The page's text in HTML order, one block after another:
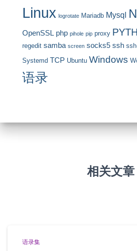
Linux logrotate Mariadb Mysql
OpenSSL php pihole pip proxy
regedit samba screen socks5 ssh
Systemd TCP Ubuntu Windows
语录
相关文章
语录集